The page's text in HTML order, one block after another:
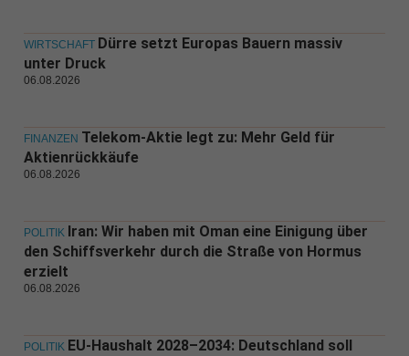
WIRTSCHAFT Dürre setzt Europas Bauern massiv
unter Druck
06.08.2026
FINANZEN Telekom-Aktie legt zu: Mehr Geld für
Aktienrückkäufe
06.08.2026
POLITIK Iran: Wir haben mit Oman eine Einigung über
den Schiffsverkehr durch die Straße von Hormus
erzielt
06.08.2026
POLITIK EU-Haushalt 2028–2034: Deutschland soll